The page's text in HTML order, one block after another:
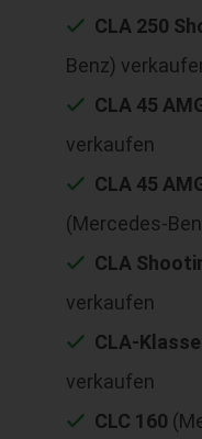
CLA 250
Benz)
CLA 45
verkaufen
CLA 45
(Mercedes-
CLA
verkaufen
CLA-Klasse
verkaufen
CLC 160